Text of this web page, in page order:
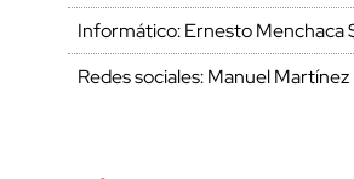
Informático: Ernesto Menchaca
Redes sociales: Manuel Martínez